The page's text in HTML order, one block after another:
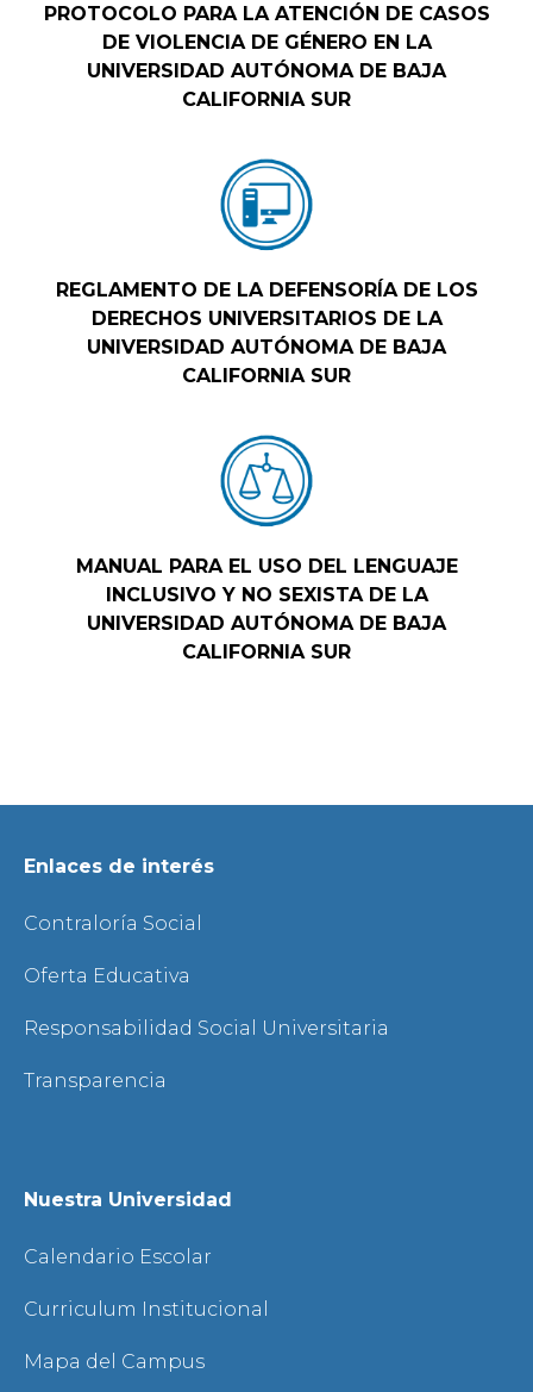
PROTOCOLO PARA LA ATENCIÓN DE CASOS
DE VIOLENCIA DE GÉNERO EN LA
UNIVERSIDAD AUTÓNOMA DE BAJA
CALIFORNIA SUR
REGLAMENTO DE LA DEFENSORÍA DE LOS
DERECHOS UNIVERSITARIOS DE LA
UNIVERSIDAD AUTÓNOMA DE BAJA
CALIFORNIA SUR
MANUAL PARA EL USO DEL LENGUAJE
INCLUSIVO Y NO SEXISTA DE LA
UNIVERSIDAD AUTÓNOMA DE BAJA
CALIFORNIA SUR
Enlaces de interés
Contraloría Social
Oferta Educativa
Responsabilidad Social Universitaria
Transparencia
Nuestra Universidad
Calendario Escolar
Curriculum Institucional
Mapa del Campus